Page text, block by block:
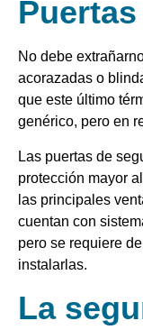
No debe
acorazadas o
que este último
genérico, pero en
Las puertas de
protección mayor
las principales
cuentan con
pero se requiere
instalarlas.
La